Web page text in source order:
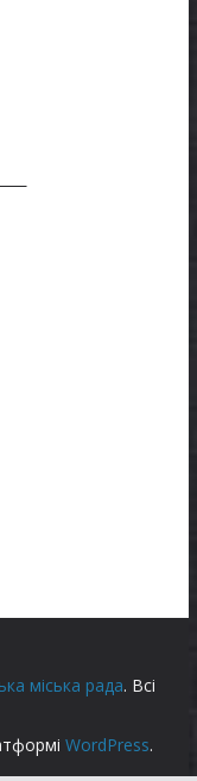
міська рада. Всі
WordPress.